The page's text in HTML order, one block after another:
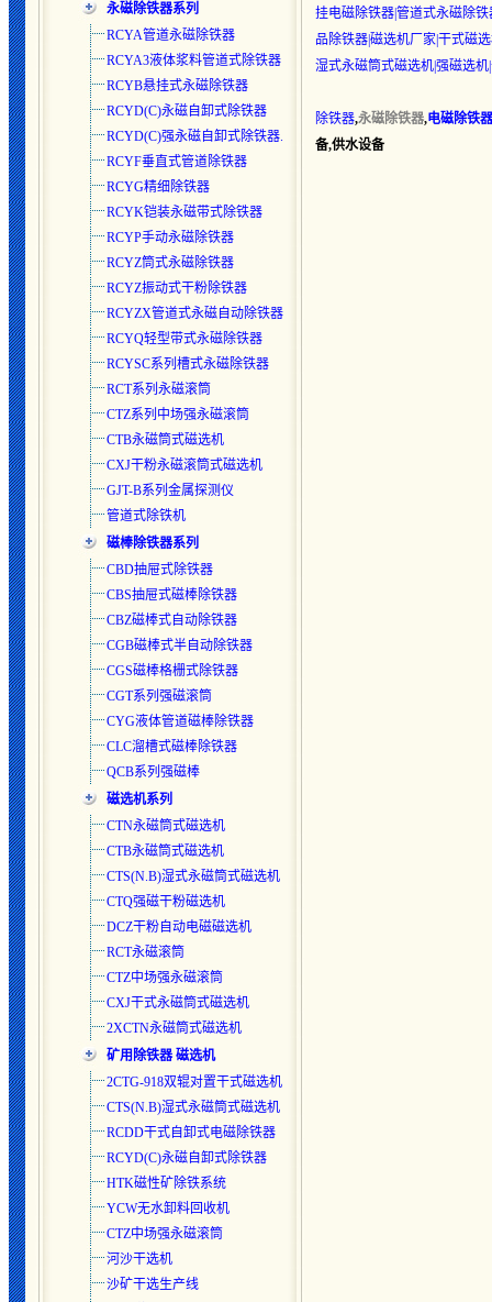
永磁除铁器系列
RCYA管道永磁除铁器
RCYA3液体浆料管道式除铁器
RCYB悬挂式永磁除铁器
RCYD(C)永磁自卸式除铁器
RCYD(C)强永磁自卸式除铁器.
RCYF垂直式管道除铁器
RCYG精细除铁器
RCYK铠装永磁带式除铁器
RCYP手动永磁除铁器
RCYZ筒式永磁除铁器
RCYZ振动式干粉除铁器
RCYZX管道式永磁自动除铁器
RCYQ轻型带式永磁除铁器
RCYSC系列槽式永磁除铁器
RCT系列永磁滚筒
CTZ系列中场强永磁滚筒
CTB永磁筒式磁选机
CXJ干粉永磁滚筒式磁选机
GJT-B系列金属探测仪
管道式除铁机
磁棒除铁器系列
CBD抽屉式除铁器
CBS抽屉式磁棒除铁器
CBZ磁棒式自动除铁器
CGB磁棒式半自动除铁器
CGS磁棒格栅式除铁器
CGT系列强磁滚筒
CYG液体管道磁棒除铁器
CLC溜槽式磁棒除铁器
QCB系列强磁棒
磁选机系列
CTN永磁筒式磁选机
CTB永磁筒式磁选机
CTS(N.B)湿式永磁筒式磁选机
CTQ强磁干粉磁选机
DCZ干粉自动电磁磁选机
RCT永磁滚筒
CTZ中场强永磁滚筒
CXJ干式永磁筒式磁选机
2XCTN永磁筒式磁选机
矿用除铁器 磁选机
2CTG-918双辊对置干式磁选机
CTS(N.B)湿式永磁筒式磁选机
RCDD干式自卸式电磁除铁器
RCYD(C)永磁自卸式除铁器
HTK磁性矿除铁系统
YCW无水卸料回收机
CTZ中场强永磁滚筒
河沙干选机
沙矿干选生产线
挂电磁除铁器|管道式永磁除
品除铁器|磁选机厂家|干式磁
湿式永磁筒式磁选机|强磁选
除铁器,永磁除铁器,电磁除铁器
备,供水设备